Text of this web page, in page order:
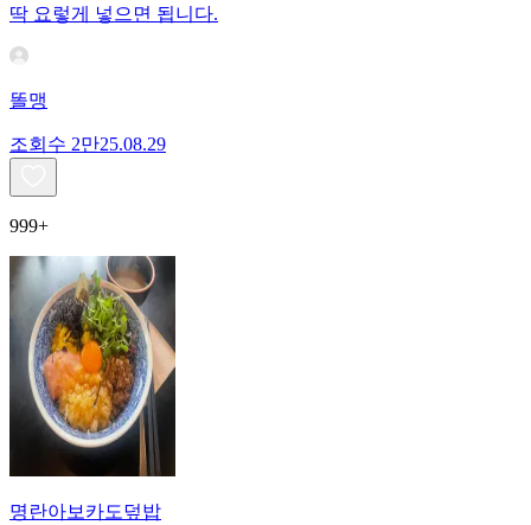
딱 요렇게 넣으면 됩니다.
똘맹
조회수 2만25.08.29
999+
명란아보카도덮밥